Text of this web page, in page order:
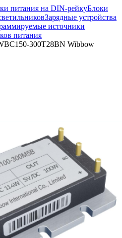
питания на DIN-рейкуБлоки
Зарядные устройства
источники
питания
300T28BN Wibbow